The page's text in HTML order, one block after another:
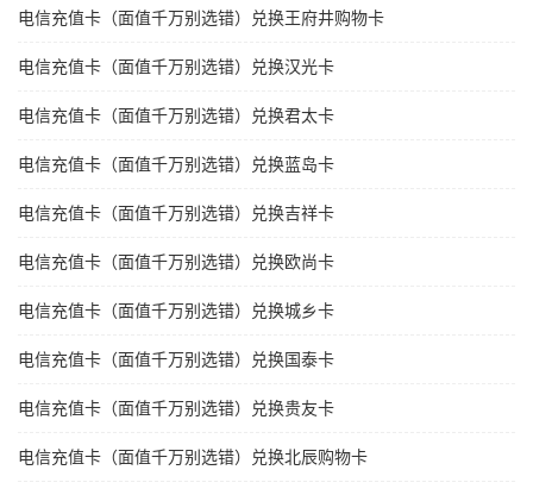
电信充值卡（面值千万别选错）兑换王府井购物卡
电信充值卡（面值千万别选错）兑换汉光卡
电信充值卡（面值千万别选错）兑换君太卡
电信充值卡（面值千万别选错）兑换蓝岛卡
电信充值卡（面值千万别选错）兑换吉祥卡
电信充值卡（面值千万别选错）兑换欧尚卡
电信充值卡（面值千万别选错）兑换城乡卡
电信充值卡（面值千万别选错）兑换国泰卡
电信充值卡（面值千万别选错）兑换贵友卡
电信充值卡（面值千万别选错）兑换北辰购物卡